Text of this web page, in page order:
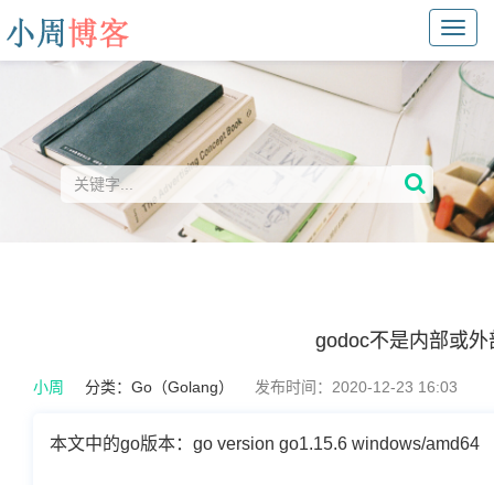
godoc不是内部或
小周 分类： Go（Golang） 发布时间：2020-12-23 16:03
本文中的go版本：go version go1.15.6 windows/amd64